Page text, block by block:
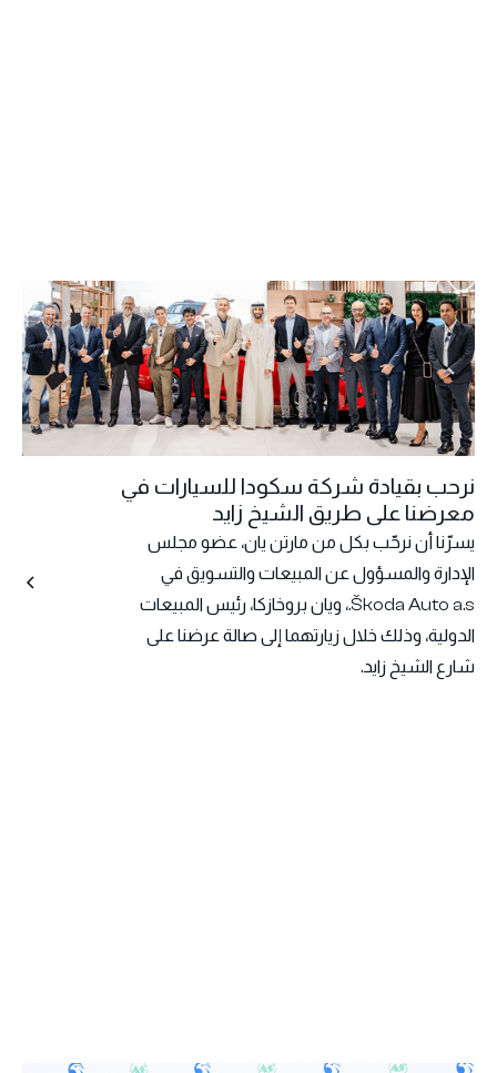
نرحب بقيادة شركة سكودا للسيارات في
معرضنا على طريق الشيخ زايد
يسرّنا أن نرحّب بكل من مارتن يان، عضو مجلس
الإدارة والمسؤول عن المبيعات والتسويق في
Škoda Auto a.s.، ويان بروخازكا، رئيس المبيعات
الدولية، وذلك خلال زيارتهما إلى صالة عرضنا على
شارع الشيخ زايد.